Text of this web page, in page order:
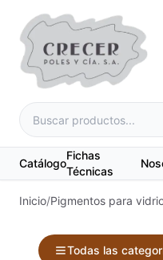
Catálogo
Fichas
Técnicas
Inicio/Pigmentos para
Todas las